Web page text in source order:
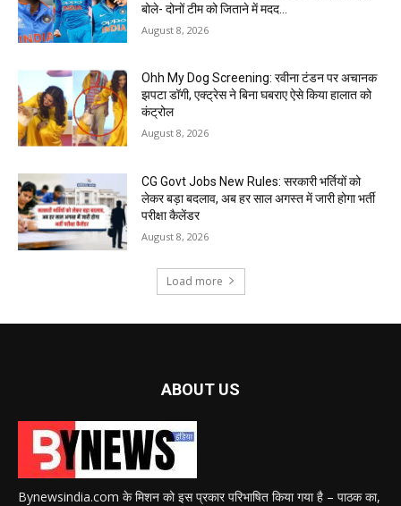
बोले- दोनों टीम को जिताने में मदद...
August 8, 2026
Ohh My Dog Screening: रवीना टंडन पर अचानक
झपटा डॉगी, एक्ट्रेस ने बिना घबराए ऐसे किया हालात को
कंट्रोल
August 8, 2026
CG Govt Jobs New Rules: सरकारी भर्तियों को
लेकर बड़ा बदलाव, अब हर साल अगस्त में जारी होगा भर्ती
परीक्षा कैलेंडर
August 8, 2026
Load more
ABOUT US
Bynewsindia.com के मिशन को इस प्रकार परिभाषित किया गया है – पाठक का,